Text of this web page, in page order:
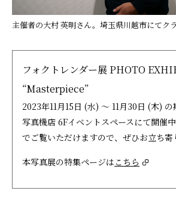
主催者の大村 英明さん。埼玉県川越市にてク
フォクトレンダー展 PHOTO
“Masterpiece”
2023年11月15日 (水) ～ 11月30日 (木)
写真機店 6Fイベントスペースにて開催
でご覧いただけますので、ぜひお立ち寄
本写真展の特集ページは こちら